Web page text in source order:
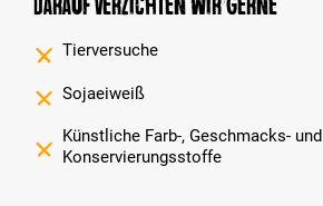
Darauf verzichten wir gerne
Tierversuche
Sojaeiweiß
Künstliche Farb-, Geschmacks- und
Konservierungsstoffe